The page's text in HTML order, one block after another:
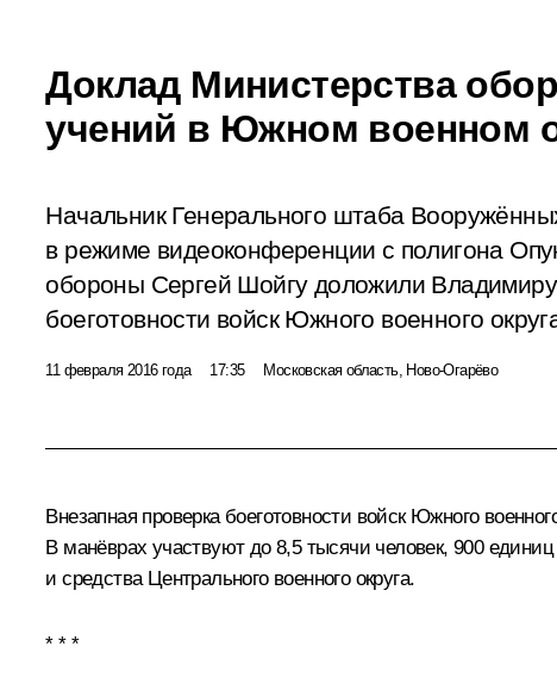
Доклад Министерства
учений в Южном военном
Начальник Генерального штаба
в режиме видеоконференции с полигона
обороны Сергей Шойгу доложили
боеготовности войск Южного военного
11 февраля 2016 года 17:35 Московская область, Ново-Огарёво
Внезапная проверка боеготовности войск Южного
В манёврах участвуют до 8,5 тысячи человек, 900
и средства Центрального военного округа.
* * *